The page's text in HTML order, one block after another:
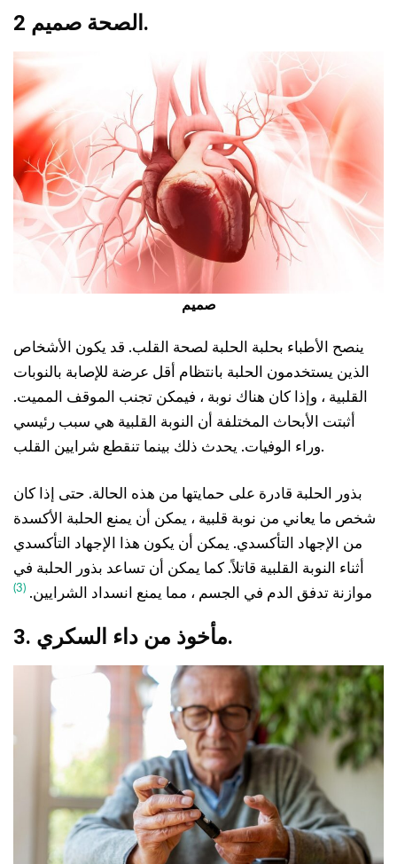
2 الصحة صميم .
صميم
ينصح الأطباء بحلبة الحلبة لصحة القلب. قد يكون الأشخاص
الذين يستخدمون الحلبة بانتظام أقل عرضة للإصابة بالنوبات
القلبية ، وإذا كان هناك نوبة ، فيمكن تجنب الموقف المميت.
أثبتت الأبحاث المختلفة أن النوبة القلبية هي سبب رئيسي
وراء الوفيات. يحدث ذلك بينما تنقطع شرايين القلب.
بذور الحلبة قادرة على حمايتها من هذه الحالة. حتى إذا كان
شخص ما يعاني من نوبة قلبية ، يمكن أن يمنع الحلبة الأكسدة
من الإجهاد التأكسدي. يمكن أن يكون هذا الإجهاد التأكسدي
أثناء النوبة القلبية قاتلاً. كما يمكن أن تساعد بذور الحلبة في
موازنة تدفق الدم في الجسم ، مما يمنع انسداد الشرايين. (3)
3. مأخوذ من داء السكري .